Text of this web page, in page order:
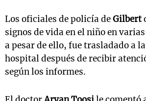
Los oficiales de policía deGilbert
signos de vida en el niño en
a pesar de ello, fue trasladado a
hospital después de recibir
según los informes.